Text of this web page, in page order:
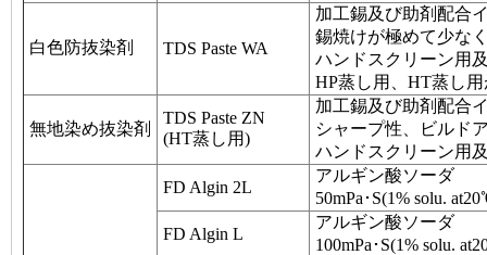
白色防抜染剤 TDS Paste WA
加工錫及び助剤配合
錫焼けが極めて少な
ハンドスクリーン用
HP蒸し用、HT蒸し
無地染め抜染剤
TDS Paste ZN
(HT蒸し用)
加工錫及び助剤配合
シャープ性、ビルド
ハンドスクリーン用
FD Algin 2L
アルギン酸ソーダ
50mPa･S(1% solu.
FD Algin L
アルギン酸ソーダ
100mPa･S(1% solu.